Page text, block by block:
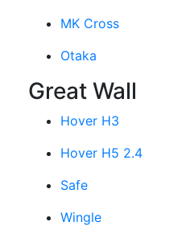
MK Cross
Otaka
Great Wall
Hover H3
Hover H5 2.4
Safe
Wingle